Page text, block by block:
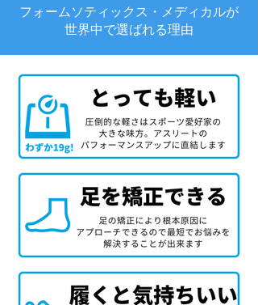
フォームソティックス・メディカルが
世界中で選ばれる理由